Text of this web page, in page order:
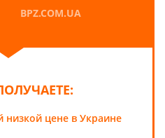
BPZ.COM.UA
низкой цене в Украине